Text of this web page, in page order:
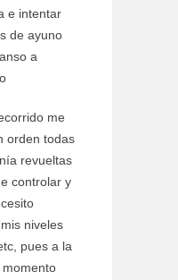
e intentar
de ayuno
a
me
orden todas
revueltas
controlar y
niveles
pues a la